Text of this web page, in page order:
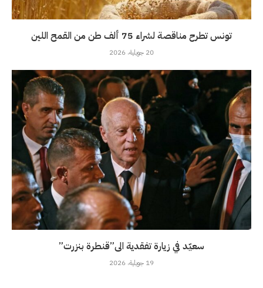
تونس تطرح مناقصة لشراء 75 ألف طن من القمح اللين
20 جويلية، 2026
سعيّد في زيارة تفقدية الى”قنطرة بنزرت”
19 جويلية، 2026